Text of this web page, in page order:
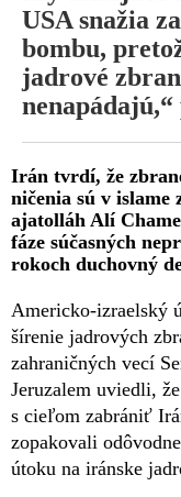
USA snažia
bombu,
jadrové
nenapádajú,“
Irán tvrdí, že
ničenia sú v islame
ajatolláh Alí
fáze súčasných
rokoch duchovný
Americko-izraelský
šírenie jadrových
zahraničných vecí
Jeruzalem uviedli,
s cieľom zabrániť
zopakovali
útoku na iránske